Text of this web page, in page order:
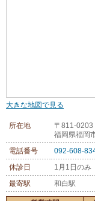
大きな地図で見る
所在地
〒811-0203
福岡県福岡
電話番号
092-608-
休診日
1月1日のみ
最寄駅
和白駅